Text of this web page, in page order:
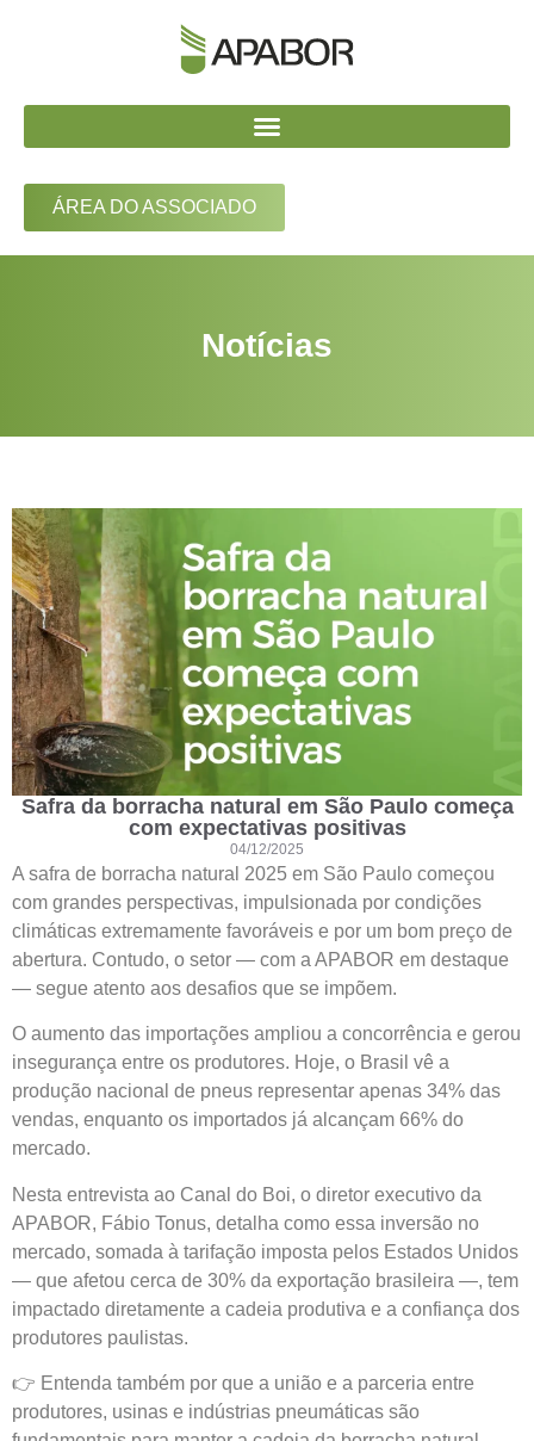
ÁREA DO ASSOCIADO
Notícias
Safra da borracha natural em São Paulo começa
com expectativas positivas
04/12/2025
A safra de borracha natural 2025 em São Paulo começou
com grandes perspectivas, impulsionada por condições
climáticas extremamente favoráveis e por um bom preço de
abertura. Contudo, o setor — com a APABOR em destaque
— segue atento aos desafios que se impõem.
O aumento das importações ampliou a concorrência e gerou
insegurança entre os produtores. Hoje, o Brasil vê a
produção nacional de pneus representar apenas 34% das
vendas, enquanto os importados já alcançam 66% do
mercado.
Nesta entrevista ao Canal do Boi, o diretor executivo da
APABOR, Fábio Tonus, detalha como essa inversão no
mercado, somada à tarifação imposta pelos Estados Unidos
— que afetou cerca de 30% da exportação brasileira —, tem
impactado diretamente a cadeia produtiva e a confiança dos
produtores paulistas.
👉 Entenda também por que a união e a parceria entre
produtores, usinas e indústrias pneumáticas são